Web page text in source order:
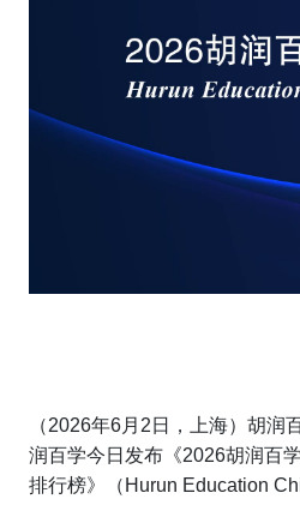
（2026年6月2日，上海）胡润
润百学今日发布《2026胡润百
排行榜》（ Hurun Education